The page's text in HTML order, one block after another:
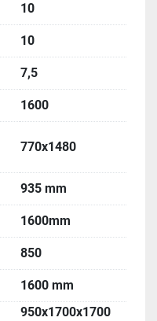
10
10
7,5
1600
770x1480
935 mm
1600mm
850
1600 mm
950x1700x1700